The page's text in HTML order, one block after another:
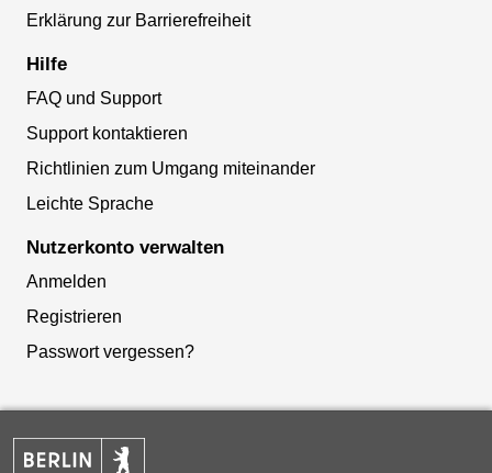
Erklärung zur Barrierefreiheit
Hilfe
FAQ und Support
Support kontaktieren
Richtlinien zum Umgang miteinander
Leichte Sprache
Nutzerkonto verwalten
Anmelden
Registrieren
Passwort vergessen?